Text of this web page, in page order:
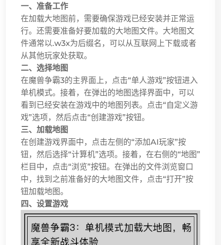
一、准备工作
在加载大地图前，需要确保游戏已经安装并正常运
行。还需要准备好要加载的大地图文件。大地图文
件通常以.w3x为后缀名，可以从互联网上下载或者
从其他玩家处获取。
二、选择地图
在魔兽争霸3的主界面上，点击“单人游戏”按钮进入
单机模式。接着，在弹出的地图选择界面中，可以
看到已经安装在游戏中的地图列表。点击“自定义游
戏”选项，然后点击“创建游戏”按钮。
三、加载地图
在创建游戏界面中，点击左侧的“添加AI玩家”按
钮，然后选择“计算机”选项。接着，在右侧的“地图”
栏目中，点击“浏览”按钮。在弹出的文件浏览窗口
中，找到之前准备好的大地图文件，点击“打开”按
钮加载地图。
四、设置游戏